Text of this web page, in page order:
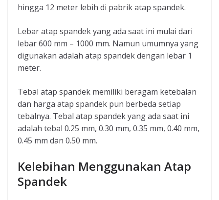
hingga 12 meter lebih di pabrik atap spandek.
Lebar atap spandek yang ada saat ini mulai dari
lebar 600 mm – 1000 mm. Namun umumnya yang
digunakan adalah atap spandek dengan lebar 1
meter.
Tebal atap spandek memiliki beragam ketebalan
dan harga atap spandek pun berbeda setiap
tebalnya. Tebal atap spandek yang ada saat ini
adalah tebal 0.25 mm, 0.30 mm, 0.35 mm, 0.40 mm,
0.45 mm dan 0.50 mm.
Kelebihan Menggunakan Atap
Spandek